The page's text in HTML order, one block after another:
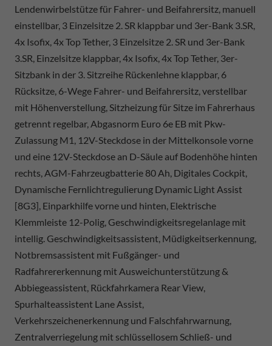
Lendenwirbelstütze für Fahrer- und Beifahrersitz, manuell
einstellbar, 3 Einzelsitze 2. SR klappbar und 3er-Bank 3.SR,
4x Isofix, 4x Top Tether, 3 Einzelsitze 2. SR und 3er-Bank
3.SR, Einzelsitze klappbar, 4x Isofix, 4x Top Tether, 3er-
Sitzbank in der 3. Sitzreihe Rückenlehne klappbar, 6
Rücksitze, 6-Wege Fahrer- und Beifahrersitz, verstellbar
mit Höhenverstellung, Sitzheizung für Sitze im Fahrerhaus
getrennt regelbar, Abgasnorm Euro 6e EB mit Pkw-
Zulassung M1, 12V-Steckdose in der Mittelkonsole vorne
und eine 12V-Steckdose an D-Säule auf Bodenhöhe hinten
rechts, AGM-Fahrzeugbatterie 80 Ah, Digitales Cockpit,
Dynamische Fernlichtregulierung Dynamic Light Assist
[8G3], Einparkhilfe vorne und hinten, Elektrische
Klemmleiste 12-Polig, Geschwindigkeitsregelanlage mit
intellig. Geschwindigkeitsassistent, Müdigkeitserkennung,
Notbremsassistent mit Fußgänger- und
Radfahrererkennung mit Ausweichunterstützung &
Abbiegeassistent, Rückfahrkamera Rear View,
Spurhalteassistent Lane Assist,
Verkehrszeichenerkennung und Falschfahrwarnung,
Zentralverriegelung mit schlüssellosem Schließ- und